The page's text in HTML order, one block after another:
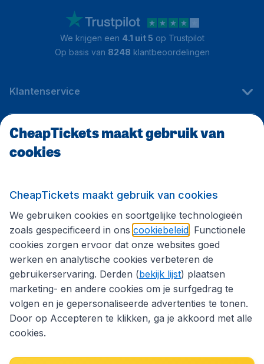
We krijgen een 4.1 uit 5 op Trustpilot
Op basis van 8248 klantbeoordelingen
Klantenservice
CheapTickets.be
Volg CheapTickets.be
CheapTickets maakt gebruik van
cookies
CheapTickets maakt gebruik van cookies
We gebruiken cookies en soortgelijke technologieën
zoals gespecificeerd in ons cookiebeleid . Functionele
cookies zorgen ervoor dat onze websites goed
werken en analytische cookies verbeteren de
gebruikerservaring. Derden (bekijk lijst) plaatsen
marketing- en andere cookies om je surfgedrag te
volgen en je gepersonaliseerde advertenties te tonen.
Door op Accepteren te klikken, ga je akkoord met alle
cookies.